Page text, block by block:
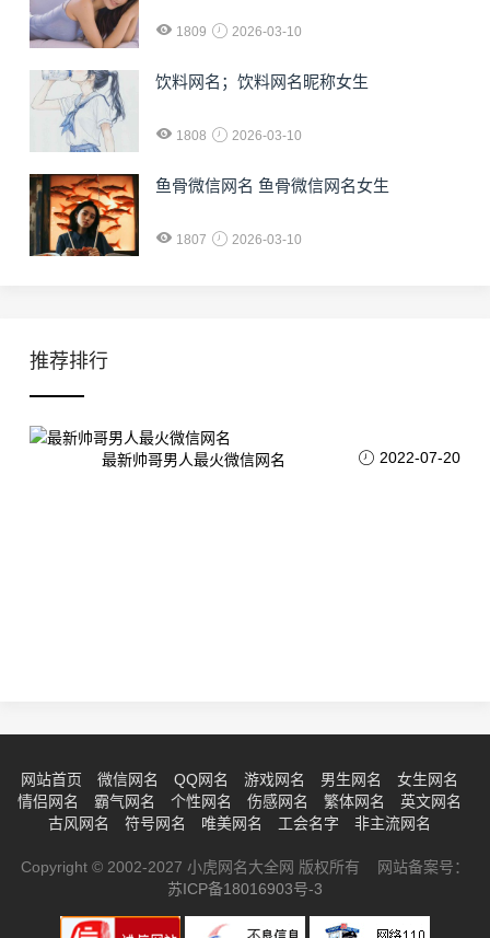
1809 2026-03-10
饮料网名；饮料网名昵称女生
1808 2026-03-10
鱼骨微信网名 鱼骨微信网名女生
1807 2026-03-10
推荐排行
最新帅哥男人最火微信网名 2022-07-20
网站首页 微信网名 QQ网名 游戏网名 男生网名
女生网名
情侣网名
霸气网名 个性网名 伤感网名 繁体网名
英文网名
古风网名
符号网名 唯美网名 工会名字 非主流网名
Copyright © 2002-2027 小虎网名大全网 版权所有 网站备案号：
苏ICP备18016903号-3